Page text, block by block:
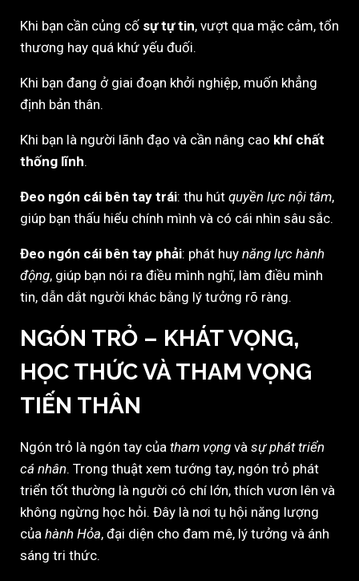
Khi bạn cần củng cố sự tự tin, vượt qua mặc cảm, tổn
thương hay quá khứ yếu đuối.
Khi bạn đang ở giai đoạn khởi nghiệp, muốn khẳng
định bản thân.
Khi bạn là người lãnh đạo và cần nâng cao khí chất
thống lĩnh.
Đeo ngón cái bên tay trái: thu hút quyền lực nội tâm,
giúp bạn thấu hiểu chính mình và có cái nhìn sâu sắc.
Đeo ngón cái bên tay phải: phát huy năng lực hành
động, giúp bạn nói ra điều mình nghĩ, làm điều mình
tin, dẫn dắt người khác bằng lý tưởng rõ ràng.
NGÓN TRỎ – KHÁT VỌNG,
HỌC THỨC VÀ THAM VỌNG
TIẾN THÂN
Ngón trỏ là ngón tay của tham vọng và sự phát triển
cá nhân. Trong thuật xem tướng tay, ngón trỏ phát
triển tốt thường là người có chí lớn, thích vươn lên và
không ngừng học hỏi. Đây là nơi tụ hội năng lượng
của hành Hỏa, đại diện cho đam mê, lý tưởng và ánh
sáng tri thức.